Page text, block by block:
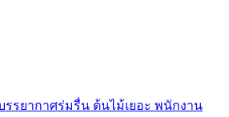
รยากาศร่มรื่น ต้นไม้เยอะ พนักงาน